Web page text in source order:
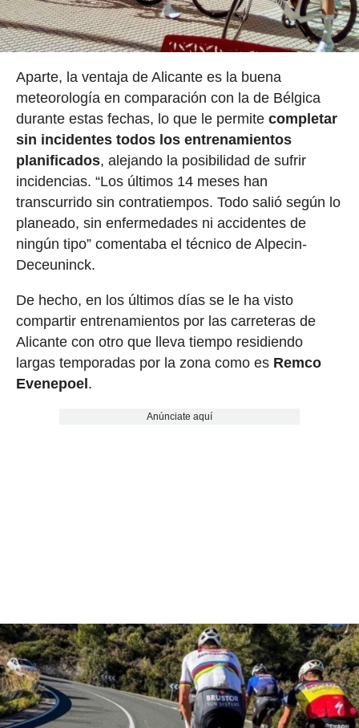
Aparte, la ventaja de Alicante es la buena
meteorología en comparación con la de Bélgica
durante estas fechas, lo que le permite completar
sin incidentes todos los entrenamientos
planificados, alejando la posibilidad de sufrir
incidencias. “Los últimos 14 meses han
transcurrido sin contratiempos. Todo salió según lo
planeado, sin enfermedades ni accidentes de
ningún tipo” comentaba el técnico de Alpecin-
Deceuninck.
De hecho, en los últimos días se le ha visto
compartir entrenamientos por las carreteras de
Alicante con otro que lleva tiempo residiendo
largas temporadas por la zona como es Remco
Evenepoel .
Anúnciate aquí